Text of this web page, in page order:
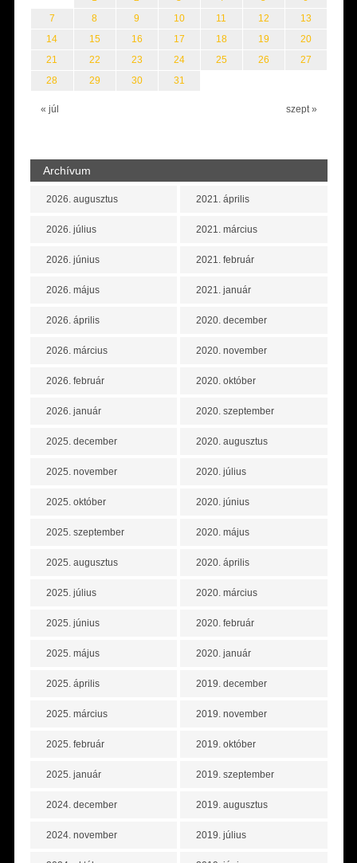
« júl szept »
7
8 9 10 11 12
13
14
15 16 17 18 19
20
21
22 23 24 25 26
27
28
29 30 31
Archívum
2026. augusztus
2026. július
2026. június
2026. május
2026. április
2026. március
2026. február
2026. január
2025. december
2025. november
2025. október
2025. szeptember
2025. augusztus
2025. július
2025. június
2025. május
2025. április
2025. március
2025. február
2025. január
2024. december
2024. november
2021. április
2021. március
2021. február
2021. január
2020. december
2020. november
2020. október
2020. szeptember
2020. augusztus
2020. július
2020. június
2020. május
2020. április
2020. március
2020. február
2020. január
2019. december
2019. november
2019. október
2019. szeptember
2019. augusztus
2019. július